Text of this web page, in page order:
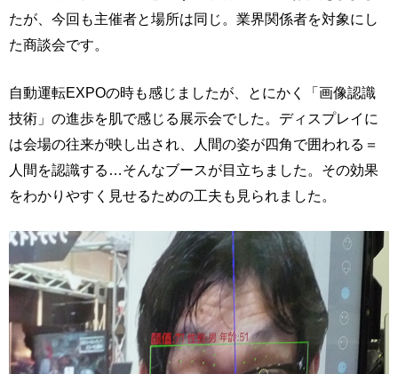
たが、今回も主催者と場所は同じ。業界関係者を対象にし
た商談会です。
自動運転EXPOの時も感じましたが、とにかく「画像認識
技術」の進歩を肌で感じる展示会でした。ディスプレイに
は会場の往来が映し出され、人間の姿が四角で囲われる＝
人間を認識する…そんなブースが目立ちました。その効果
をわかりやすく見せるための工夫も見られました。